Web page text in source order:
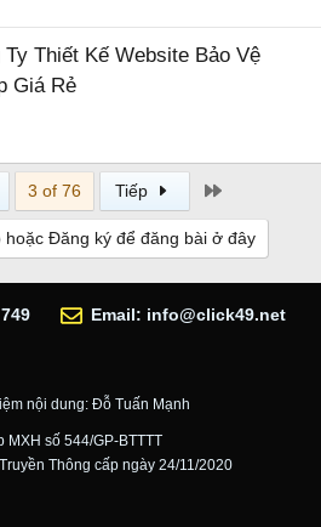
Ty Thiết Kế Website Bảo Vệ
Giá Rẻ
3 of 76 Tiếp
Đăng ký để đăng bài ở đây
Email: info@click49.net
nội dung: Đỗ Tuấn Mạnh
MXH số 544/GP-BTTTT
Thông cấp ngày 24/11/2020